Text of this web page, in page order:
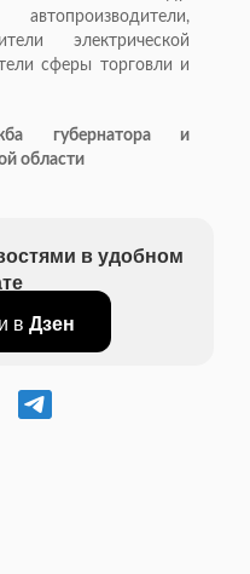
электрической
сферы торговли и
губернатора и
области
в удобном
в Дзен